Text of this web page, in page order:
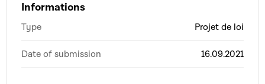
Informations
Type Projet de loi
Date of submission 16.09.2021